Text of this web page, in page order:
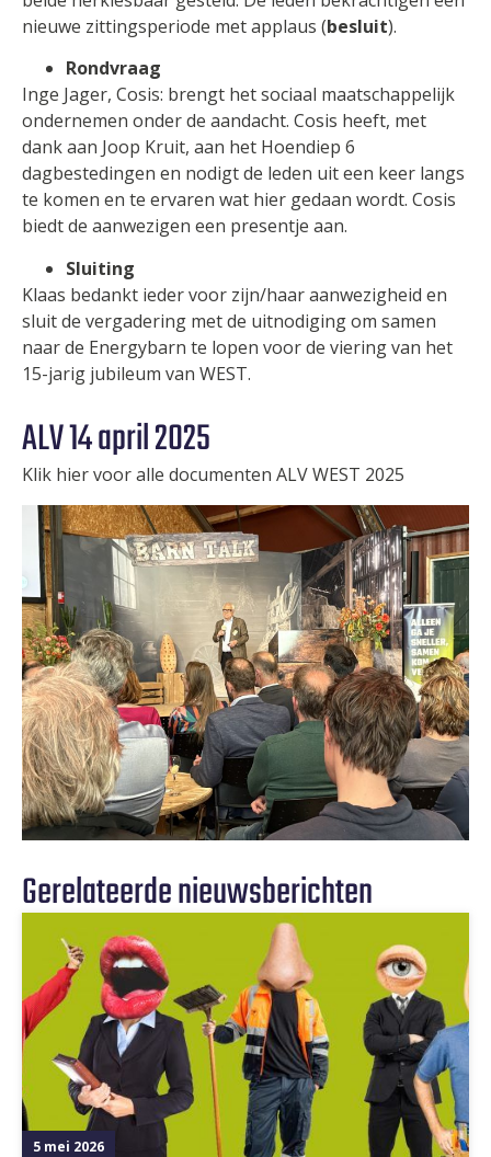
nieuwe zittingsperiode met applaus (besluit).
Rondvraag
Inge Jager, Cosis: brengt het sociaal maatschappelijk
ondernemen onder de aandacht. Cosis heeft, met
dank aan Joop Kruit, aan het Hoendiep 6
dagbestedingen en nodigt de leden uit een keer langs
te komen en te ervaren wat hier gedaan wordt. Cosis
biedt de aanwezigen een presentje aan.
Sluiting
Klaas bedankt ieder voor zijn/haar aanwezigheid en
sluit de vergadering met de uitnodiging om samen
naar de Energybarn te lopen voor de viering van het
15-jarig jubileum van WEST.
ALV 14 april 2025
Klik hier voor alle documenten ALV WEST 2025
Gerelateerde nieuwsberichten
5 mei 2026